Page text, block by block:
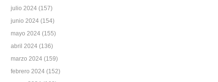
julio 2024 (157)
junio 2024 (154)
mayo 2024 (155)
abril 2024 (136)
marzo 2024 (159)
febrero 2024 (152)